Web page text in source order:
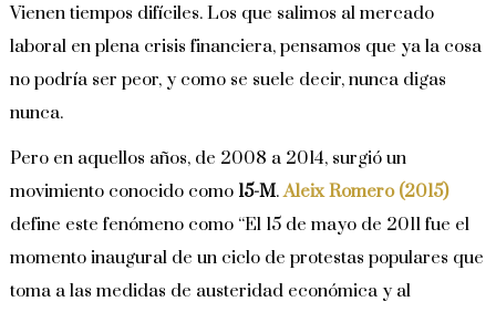
Vienen tiempos difíciles. Los que salimos al mercado
laboral en plena crisis financiera, pensamos que ya la cosa
no podría ser peor, y como se suele decir, nunca digas
nunca.
Pero en aquellos años, de 2008 a 2014, surgió un
movimiento conocido como 15-M.Aleix Romero (2015)
define este fenómeno como “El 15 de mayo de 2011 fue el
momento inaugural de un ciclo de protestas populares que
toma a las medidas de austeridad económica y al